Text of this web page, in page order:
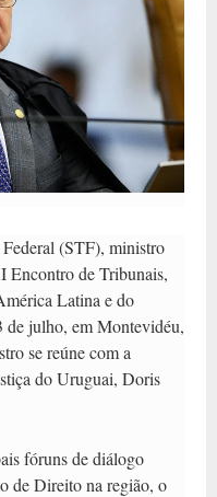
(STF), ministro
Encontro de Tribunais,
Latina e do
de julho, em Montevidéu,
se reúne com a
do Uruguai, Doris
fóruns de diálogo
de Direito na região, o